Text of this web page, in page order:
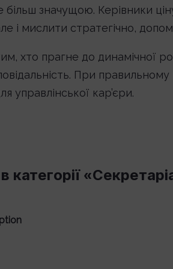
більш значущою. Керівники
і мислити стратегічно,
хто прагне до динамічної
При
управлінської кар’єри.
в категорії